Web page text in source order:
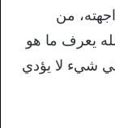
من
يعرف ما هو
في شيء لا يؤدي